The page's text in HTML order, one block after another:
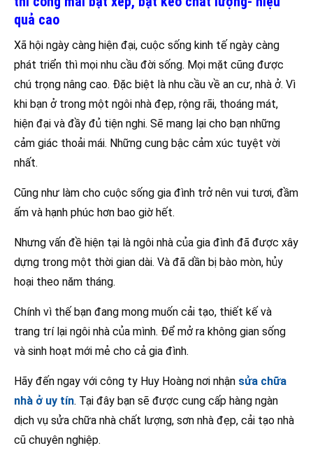
quả cao
Xã hội ngày càng hiện đại, cuộc sống kinh tế ngày càng
phát triển thì mọi nhu cầu đời sống. Mọi mặt cũng được
chú trọng nâng cao. Đặc biệt là nhu cầu về an cư, nhà ở. Vì
khi bạn ở trong một ngôi nhà đẹp, rộng rãi, thoáng mát,
hiện đại và đầy đủ tiện nghi. Sẽ mang lại cho bạn những
cảm giác thoải mái. Những cung bậc cảm xúc tuyệt vời
nhất.
Cũng như làm cho cuộc sống gia đình trở nên vui tươi, đầm
ấm và hạnh phúc hơn bao giờ hết.
Nhưng vấn đề hiện tại là ngôi nhà của gia đình đã được xây
dựng trong một thời gian dài. Và đã dần bị bào mòn, hủy
hoại theo năm tháng.
Chính vì thế bạn đang mong muốn cải tạo, thiết kế và
trang trí lại ngôi nhà của mình. Để mở ra không gian sống
và sinh hoạt mới mẻ cho cả gia đình.
Hãy đến ngay với công ty Huy Hoàng nơi nhận sửa chữa
nhà ở uy tín. Tại đây bạn sẽ được cung cấp hàng ngàn
dịch vụ sửa chữa nhà chất lượng, sơn nhà đẹp, cải tạo nhà
cũ chuyên nghiệp.